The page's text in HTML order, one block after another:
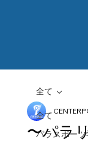
全て
パラスポー
全て
〜パラ